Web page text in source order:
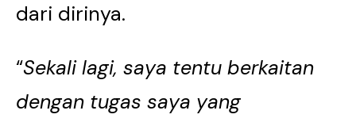
dari dirinya.
“Sekali lagi, saya tentu berkaitan
dengan tugas saya yang